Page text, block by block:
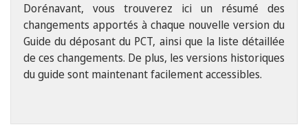
Dorénavant, vous trouverez ici un résumé des
changements apportés à chaque nouvelle version du
Guide du déposant du PCT, ainsi que la liste détaillée
de ces changements. De plus, les versions historiques
du guide sont maintenant facilement accessibles.